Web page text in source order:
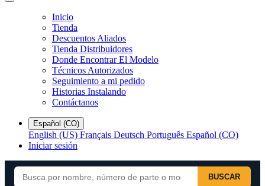
Inicio
Tienda
Descuentos Aliados
Tienda Distribuidores
Donde Encontrar El Modelo
Técnicos Autorizados
Seguimiento a mi pedido
Historias Instalando
Contáctanos
Español (CO)
English (US) Français Deutsch Português Español (CO)
Iniciar sesión
BUSCAR